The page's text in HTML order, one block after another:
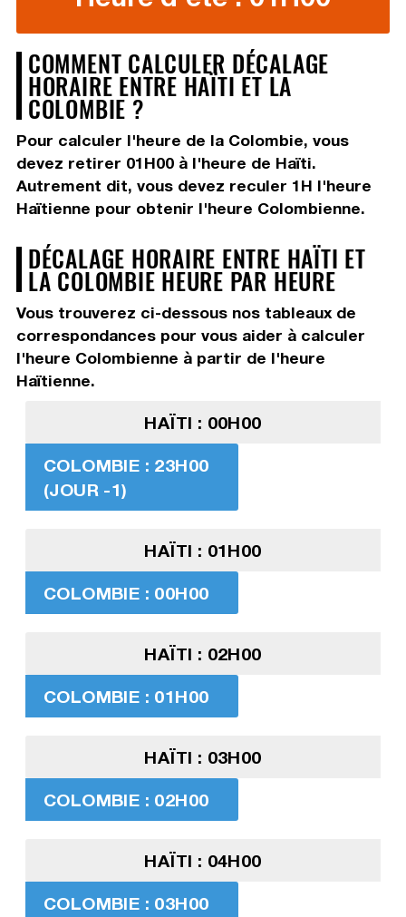
COMMENT CALCULER DÉCALAGE
HORAIRE ENTRE HAÏTI ET LA
COLOMBIE ?
Pour calculer l'heure de la Colombie, vous
devez retirer 01H00à l'heure de Haïti.
Autrement dit, vous devez reculer 1H l'heure
Haïtienne pour obtenir l'heure Colombienne.
DÉCALAGE HORAIRE ENTRE HAÏTI ET
LA COLOMBIE HEURE PAR HEURE
Vous trouverez ci-dessous nos tableaux de
correspondances pour vous aider à calculer
l'heure Colombienne à partir de l'heure
Haïtienne.
HAÏTI : 00H00
COLOMBIE : 23H00
(JOUR -1)
HAÏTI : 01H00
COLOMBIE : 00H00
HAÏTI : 02H00
COLOMBIE : 01H00
HAÏTI : 03H00
COLOMBIE : 02H00
HAÏTI : 04H00
COLOMBIE : 03H00